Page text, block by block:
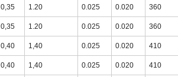
0,35 1.20 0.025 0.020 360
0,35 1.20 0.025 0.020 360
0,40 1,40 0.025 0.020 410
0,40 1,40 0.025 0.020 410